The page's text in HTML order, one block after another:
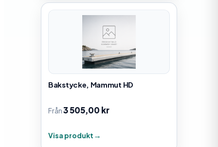
Bakstycke, Mammut HD
Från3 505,00 kr
Visa produkt